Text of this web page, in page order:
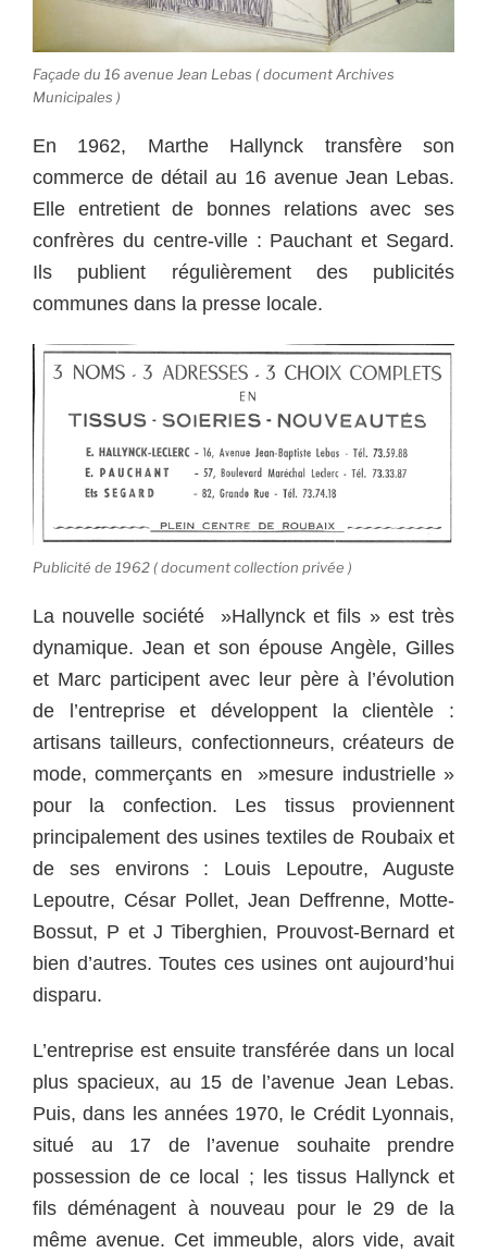
Façade du 16 avenue Jean Lebas ( document Archives
Municipales )
En 1962, Marthe Hallynck transfère son
commerce de détail au 16 avenue Jean Lebas.
Elle entretient de bonnes relations avec ses
confrères du centre-ville : Pauchant et Segard.
Ils publient régulièrement des publicités
communes dans la presse locale.
Publicité de 1962 ( document collection privée )
La nouvelle société »Hallynck et fils » est très
dynamique. Jean et son épouse Angèle, Gilles
et Marc participent avec leur père à l’évolution
de l’entreprise et développent la clientèle :
artisans tailleurs, confectionneurs, créateurs de
mode, commerçants en »mesure industrielle »
pour la confection. Les tissus proviennent
principalement des usines textiles de Roubaix et
de ses environs : Louis Lepoutre, Auguste
Lepoutre, César Pollet, Jean Deffrenne, Motte-
Bossut, P et J Tiberghien, Prouvost-Bernard et
bien d’autres. Toutes ces usines ont aujourd’hui
disparu.
L’entreprise est ensuite transférée dans un local
plus spacieux, au 15 de l’avenue Jean Lebas.
Puis, dans les années 1970, le Crédit Lyonnais,
situé au 17 de l’avenue souhaite prendre
possession de ce local ; les tissus Hallynck et
fils déménagent à nouveau pour le 29 de la
même avenue. Cet immeuble, alors vide, avait